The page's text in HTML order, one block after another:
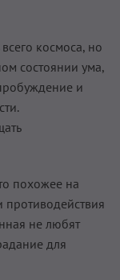
космоса, но
состоянии ума,
и
похожее на
противодействия
не любят
для